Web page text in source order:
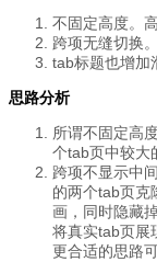
不固定高度。
跨项无缝切换
tab标题也增加
思路分析
所谓不固定高
个tab页中较大
跨项不显示中
的两个tab页克
画，同时隐藏
将真实tab页展
更合适的思路